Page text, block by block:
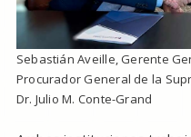
Sebastián Aveille, Gerente
Procurador General de la
Dr. Julio M. Conte-Grand